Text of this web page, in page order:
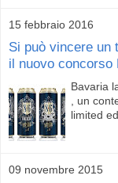
15 febbraio 2016
Si può vincere un
il nuovo concorso
Bavaria
, un
limited
09 novembre 2015